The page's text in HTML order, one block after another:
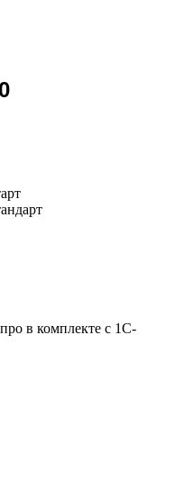
в комплекте с 1С-